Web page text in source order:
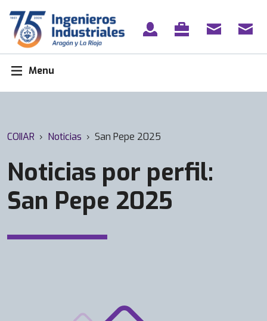
content
Menu
COIIAR › Noticias › San Pepe 2025
Noticias por perfil:
San Pepe 2025